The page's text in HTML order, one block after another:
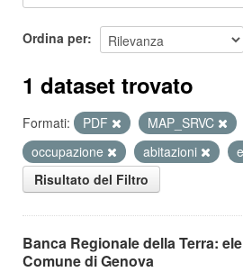
Ordina per
1 dataset trovato
Formati: PDF MAP_SRVC
occupazione
abitazioni
Risultato del Filtro
Banca Regionale della Terra:
Comune di Genova